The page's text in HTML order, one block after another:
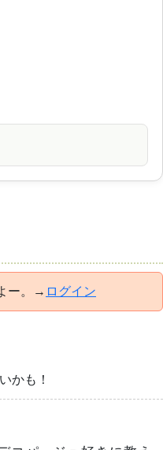
ー。→ ログイン
かも！